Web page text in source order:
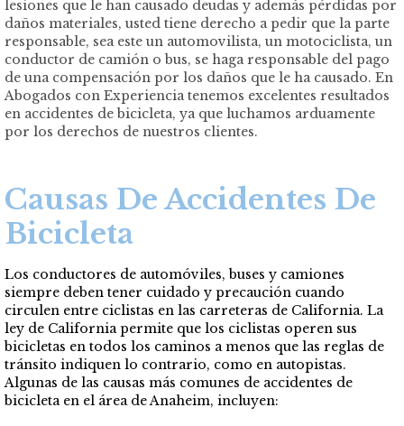
lesiones que le han causado deudas y además pérdidas por
daños materiales, usted tiene derecho a pedir que la parte
responsable, sea este un automovilista, un motociclista, un
conductor de camión o bus, se haga responsable del pago
de una compensación por los daños que le ha causado. En
Abogados con Experiencia tenemos excelentes resultados
en accidentes de bicicleta, ya que luchamos arduamente
por los derechos de nuestros clientes.
Causas De Accidentes De
Bicicleta
Los conductores de automóviles, buses y camiones
siempre deben tener cuidado y precaución cuando
circulen entre ciclistas en las carreteras de California. La
ley de California permite que los ciclistas operen sus
bicicletas en todos los caminos a menos que las reglas de
tránsito indiquen lo contrario, como en autopistas.
Algunas de las causas más comunes de accidentes de
bicicleta en el área de Anaheim, incluyen: